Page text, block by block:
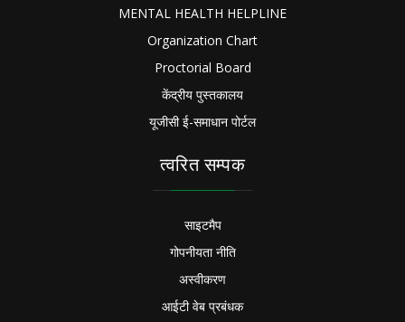
MENTAL HEALTH HELPLINE
Organization Chart
Proctorial Board
केंद्रीय पुस्तकालय
यूजीसी ई-समाधान पोर्टल
त्वरित सम्पक
साइटमैप
गोपनीयता नीति
अस्वीकरण
आईटी वेब प्रबंधक